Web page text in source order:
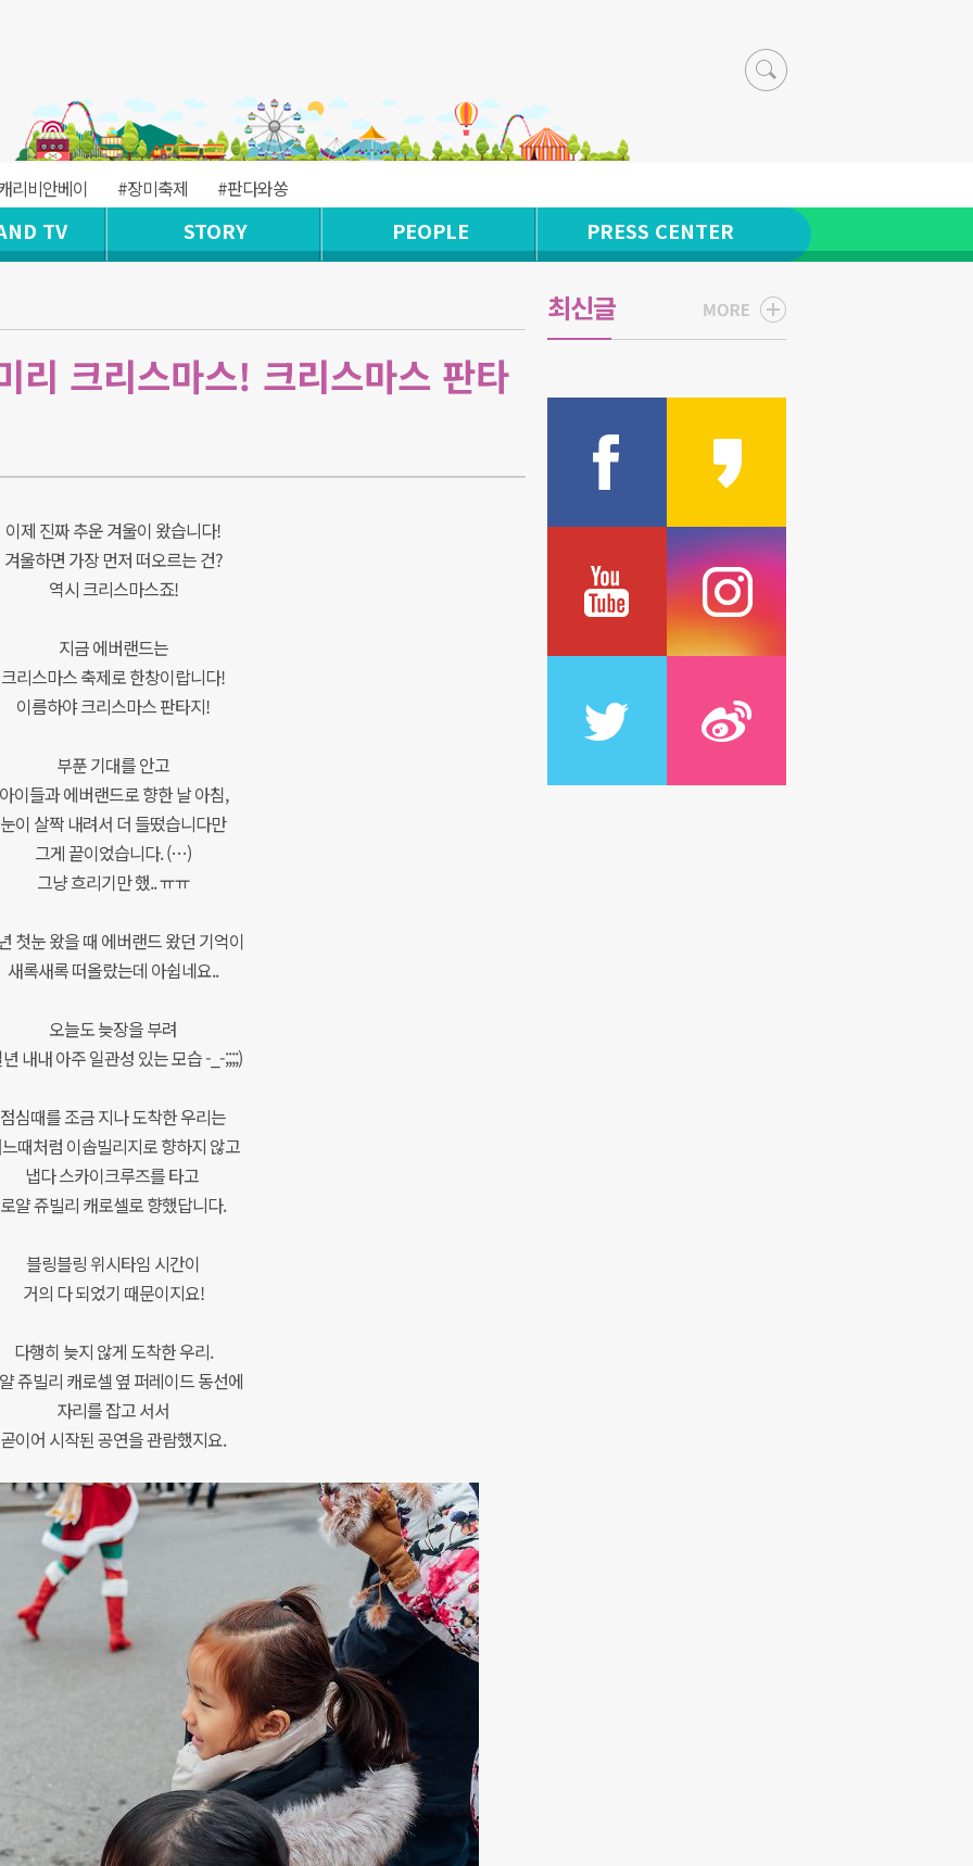
리비안베이 #장미축제 #판다와쏭
TV STORY PEOPLE PRESS CENTER
리 크리스마스! 크리스마스 판타
이제 진짜 추운 겨울이 왔습니다!
겨울하면 가장 먼저 떠오르는 건?
역시 크리스마스죠!
지금 에버랜드는
크리스마스 축제로 한창이랍니다!
이름하야 크리스마스 판타지!
부푼 기대를 안고
이들과 에버랜드로 향한 날 아침,
눈이 살짝 내려서 더 들떴습니다만
그게 끝이었습니다. (…)
그냥 흐리기만 했.. ㅠㅠ
첫눈 왔을 때 에버랜드 왔던 기억이
새록새록 떠올랐는데 아쉽네요..
오늘도 늦장을 부려
내내 아주 일관성 있는 모습 -_-;;;;)
점심때를 조금 지나 도착한 우리는
때처럼 이솝빌리지로 향하지 않고
냅다 스카이크루즈를 타고
로얄 쥬빌리 캐로셀로 향했답니다.
블링블링 위시타임 시간이
거의 다 되었기 때문이지요!
다행히 늦지 않게 도착한 우리.
쥬빌리 캐로셀 옆 퍼레이드 동선에
자리를 잡고 서서
곧이어 시작된 공연을 관람했지요.
최신글